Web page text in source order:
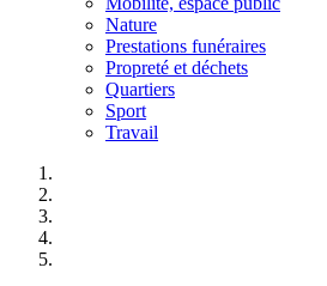
Nature
Prestations funéraires
Propreté et déchets
Quartiers
Sport
Travail